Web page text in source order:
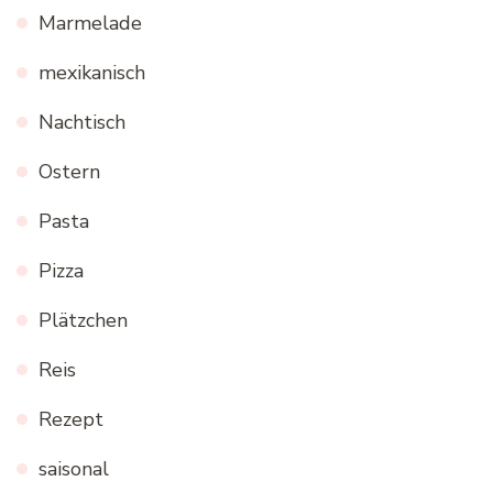
Marmelade
mexikanisch
Nachtisch
Ostern
Pasta
Pizza
Plätzchen
Reis
Rezept
saisonal